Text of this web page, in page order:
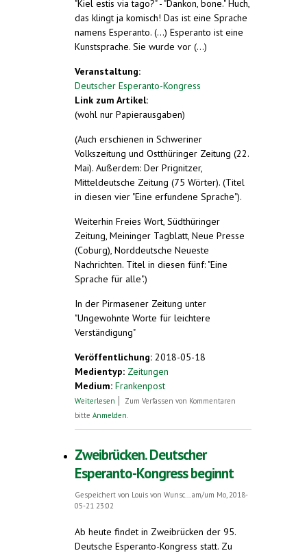
"Kiel estis via tago?" - "Dankon, bone." Huch,
das klingt ja komisch! Das ist eine Sprache
namens Esperanto. (...) Esperanto ist eine
Kunstsprache. Sie wurde vor (...)
Veranstaltung:
Deutscher Esperanto-Kongress
Link zum Artikel:
(wohl nur Papierausgaben)
(Auch erschienen in Schweriner
Volkszeitung und Ostthüringer Zeitung (22.
Mai). Außerdem: Der Prignitzer,
Mitteldeutsche Zeitung (75 Wörter). (Titel
in diesen vier "Eine erfundene Sprache").
Weiterhin Freies Wort, Südthüringer
Zeitung, Meininger Tagblatt, Neue Presse
(Coburg), Norddeutsche Neueste
Nachrichten. Titel in diesen fünf: "Eine
Sprache für alle".)
In der Pirmasener Zeitung unter
"Ungewohnte Worte für leichtere
Verständigung"
Veröffentlichung: 2018-05-18
Medientyp: Zeitungen
Medium: Frankenpost
Weiterlesen über Eine Sprache für alle
Zum Verfassen von Kommentaren
bitte Anmelden.
Zweibrücken. Deutscher
Esperanto-Kongress beginnt
Gespeichert von Louis von Wunsc...
am/um Mo, 2018-
05-21 23:02
Ab heute findet in Zweibrücken der 95.
Deutsche Esperanto-Kongress statt. Zu